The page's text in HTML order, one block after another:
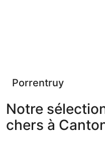
Porrentruy
Notre
chers à